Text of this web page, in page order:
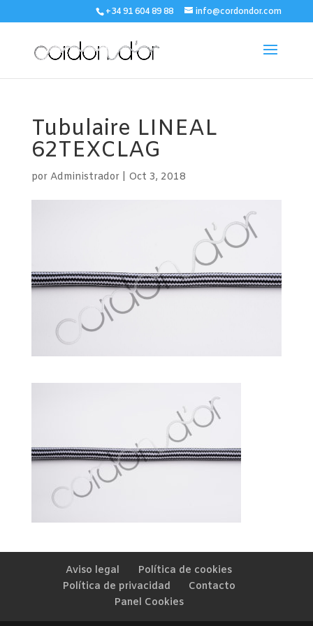
+34 91 604 89 88 info@cordondor.com
Tubulaire LINEAL
62TEXCLAG
por Administrador| Oct 3, 2018
Aviso legal
Política de cookies
Política de privacidad
Contacto
Panel Cookies